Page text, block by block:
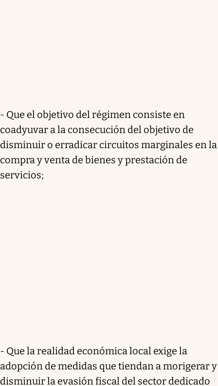
- Que el objetivo del régimen consiste en
coadyuvar a la consecución del objetivo de
disminuir o erradicar circuitos marginales en la
compra y venta de bienes y prestación de
servicios;
- Que la realidad económica local exige la
adopción de medidas que tiendan a morigerar y
disminuir la evasión fiscal del sector dedicado